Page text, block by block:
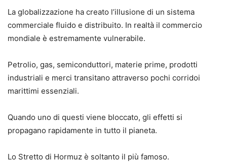
La globalizzazione ha creato l’illusione di un sistema
commerciale fluido e distribuito. In realtà il commercio
mondiale è estremamente vulnerabile.
Petrolio, gas, semiconduttori, materie prime, prodotti
industriali e merci transitano attraverso pochi corridoi
marittimi essenziali.
Quando uno di questi viene bloccato, gli effetti si
propagano rapidamente in tutto il pianeta.
Lo Stretto di Hormuz è soltanto il più famoso.